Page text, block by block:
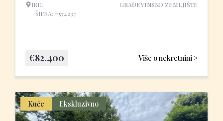
IRIG
ŠIFRA: #574237
GRAĐEVINSKO ZEMLJIŠTE
Više o nekretnini >
€82.400
Kuće Ekskluzivno